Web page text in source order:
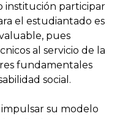
institución participar
el estudiantado es
pues
al servicio de la
fundamentales
social.
impulsar su modelo